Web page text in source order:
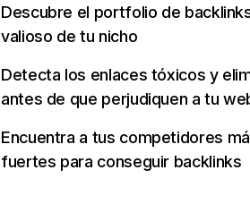
Descubre el portfolio de
valioso de tu nicho
Detecta los enlaces tóxicos y
antes de que perjudiquen a tu
Encuentra a tus competidores
fuertes para conseguir backlinks